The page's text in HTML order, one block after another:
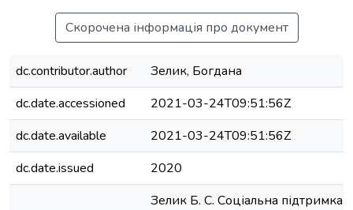
Скорочена інформація про документ
dc.contributor.author
Зелик, Богдана
dc.date.accessioned
2021-03-24T09:51:56Z
dc.date.available
2021-03-24T09:51:56Z
dc.date.issued
2020
Зелик Б. С. Соціальна підтримка